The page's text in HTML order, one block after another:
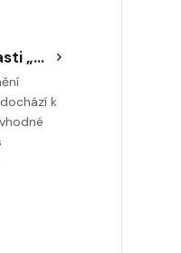
Uvolnění napětí v oblasti „ohryzku“
k